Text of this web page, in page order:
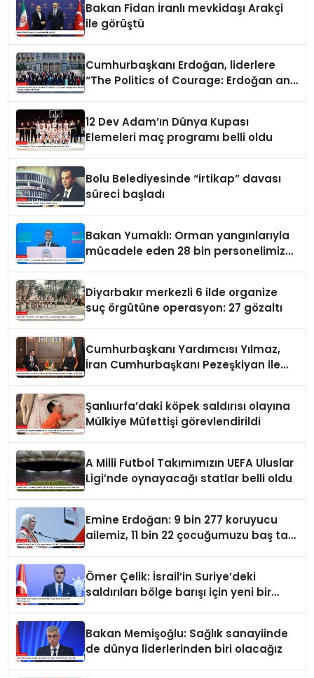
Bakan Fidan İranlı mevkidaşı Arakçi
ile görüştü
Cumhurbaşkanı Erdoğan, liderlere
“The Politics of Courage: Erdoğan and
12 Dev Adam’ın Dünya Kupası
Elemeleri maç programı belli oldu
Bolu Belediyesinde “irtikap” davası
süreci başladı
Bakan Yumaklı: Orman yangınlarıyla
mücadele eden 28 bin personelimiz
Diyarbakır merkezli 6 ilde organize
suç örgütüne operasyon: 27 gözaltı
Cumhurbaşkanı Yardımcısı Yılmaz,
İran Cumhurbaşkanı Pezeşkiyan ile
Şanlıurfa’daki köpek saldırısı olayına
Mülkiye Müfettişi görevlendirildi
A Milli Futbol Takımımızın UEFA Uluslar
Ligi’nde oynayacağı statlar belli oldu
Emine Erdoğan: 9 bin 277 koruyucu
ailemiz, 11 bin 22 çocuğumuzu baş tacı
Ömer Çelik: İsrail’in Suriye’deki
saldırıları bölge barışı için yeni bir
Bakan Memişoğlu: Sağlık sanayiinde
de dünya liderlerinden biri olacağız